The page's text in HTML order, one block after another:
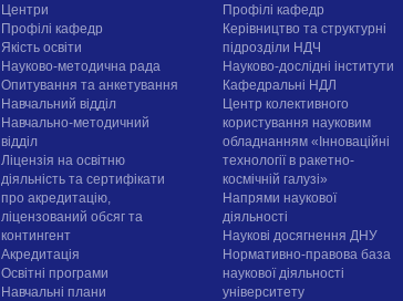
Центри
Профілі кафедр
Якість освіти
Науково-методична рада
Опитування та анкетування
Навчальний відділ
Навчально-методичний
відділ
Ліцензія на освітню
діяльність та сертифікати
про акредитацію,
ліцензований обсяг та
контингент
Акредитація
Освітні програми
Навчальні плани
Профілі кафедр
Керівництво та структурні
підрозділи НДЧ
Науково-дослідні інститути
Кафедральні НДЛ
Центр колективного
користування науковим
обладнанням «Інноваційні
технології в ракетно-
космічній галузі»
Напрями наукової
діяльності
Наукові досягнення ДНУ
Нормативно-правова база
наукової діяльності
університету